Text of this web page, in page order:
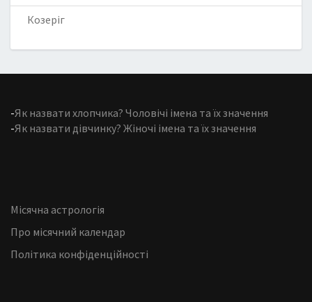
Козеріг
-Як назвати хлопчика? Чоловічі імена та їх значення
-Як назвати дівчинку? Жіночі імена та їх значення
Місячна астрологія
Про місячний календар
Політика конфіденційності